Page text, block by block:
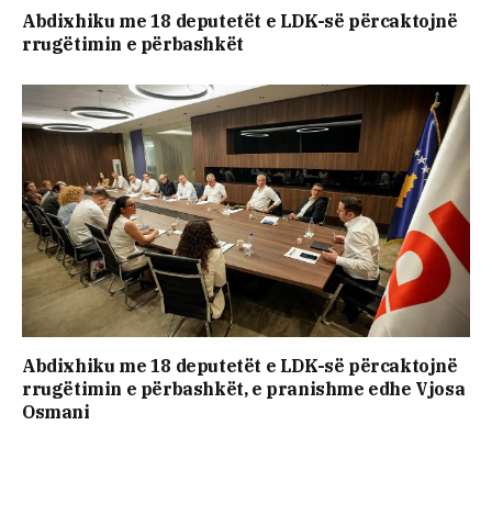
Abdixhiku me 18 deputetët e LDK-së përcaktojnë
rrugëtimin e përbashkët
Abdixhiku me 18 deputetët e LDK-së përcaktojnë
rrugëtimin e përbashkët, e pranishme edhe Vjosa
Osmani